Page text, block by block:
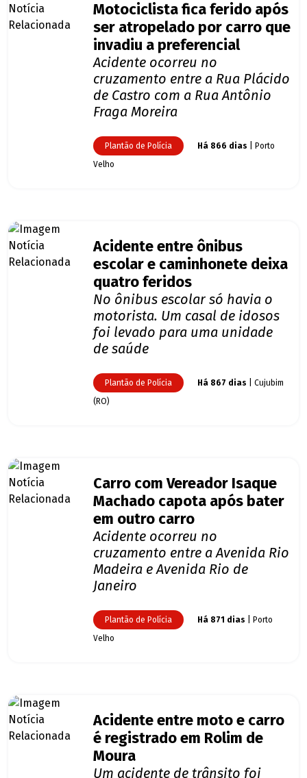
Motociclista fica ferido após
ser atropelado por carro que
invadiu a preferencial
Acidente ocorreu no
cruzamento entre a Rua Plácido
de Castro com a Rua Antônio
Fraga Moreira
Plantão de Polícia Há 866 dias | Porto
Velho
Acidente entre ônibus
escolar e caminhonete deixa
quatro feridos
No ônibus escolar só havia o
motorista. Um casal de idosos
foi levado para uma unidade
de saúde
Plantão de Polícia Há 867 dias | Cujubim
(RO)
Carro com Vereador Isaque
Machado capota após bater
em outro carro
Acidente ocorreu no
cruzamento entre a Avenida Rio
Madeira e Avenida Rio de
Janeiro
Plantão de Polícia Há 871 dias | Porto
Velho
Acidente entre moto e carro
é registrado em Rolim de
Moura
Um acidente de trânsito foi